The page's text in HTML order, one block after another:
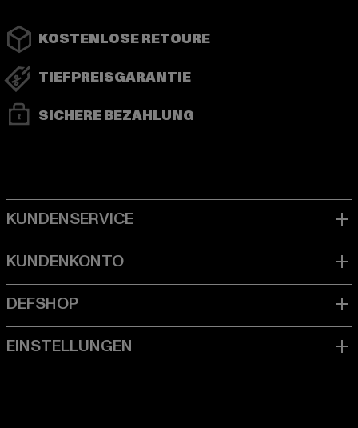
KOSTENLOSE RETOURE
TIEFPREISGARANTIE
SICHERE BEZAHLUNG